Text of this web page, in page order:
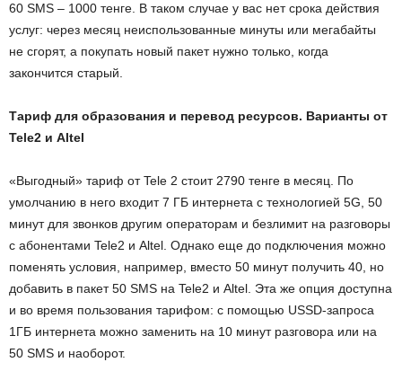
60 SMS – 1000 тенге. В таком случае у вас нет срока действия
услуг: через месяц неиспользованные минуты или мегабайты
не сгорят, а покупать новый пакет нужно только, когда
закончится старый.
Тариф для образования и перевод ресурсов. Варианты от
Tele2 и Altel
«Выгодный» тариф от Tele 2 стоит 2790 тенге в месяц. По
умолчанию в него входит 7 ГБ интернета с технологией 5G, 50
минут для звонков другим операторам и безлимит на разговоры
с абонентами Tele2 и Altel. Однако еще до подключения можно
поменять условия, например, вместо 50 минут получить 40, но
добавить в пакет 50 SMS на Tele2 и Altel. Эта же опция доступна
и во время пользования тарифом: с помощью USSD-запроса
1ГБ интернета можно заменить на 10 минут разговора или на
50 SMS и наоборот.